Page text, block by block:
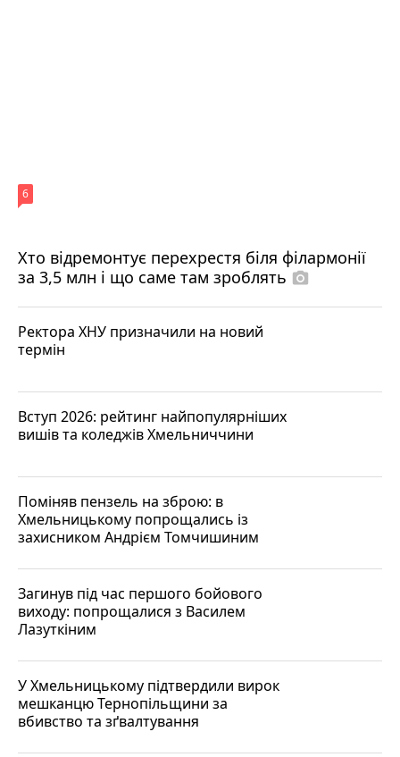
Хто відремонтує перехрестя біля філармонії
за 3,5 млн і що саме там зроблять photo_camera
6
Ректора ХНУ призначили на новий
термін
Вступ 2026: рейтинг найпопулярніших
вишів та коледжів Хмельниччини
Поміняв пензель на зброю: в
Хмельницькому попрощались із
захисником Андрієм Томчишиним
Загинув під час першого бойового
виходу: попрощалися з Василем
Лазуткіним
У Хмельницькому підтвердили вирок
мешканцю Тернопільщини за
вбивство та зґвалтування